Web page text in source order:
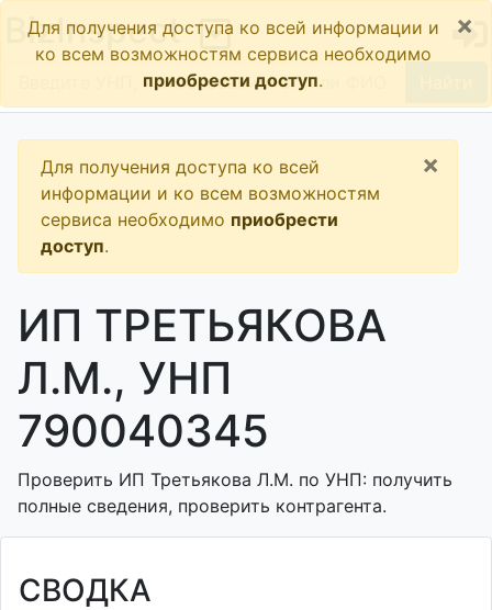
BizInspect
Для получения доступа ко всей информации и
ко всем возможностям сервиса необходимо
приобрести доступ.
×
Для получения доступа ко всей
информации и ко всем возможностям
сервиса необходимо приобрести
доступ.
×
ИП ТРЕТЬЯКОВА
Л.М., УНП
790040345
Проверить ИП Третьякова Л.М. по УНП: получить
полные сведения, проверить контрагента.
СВОДКА